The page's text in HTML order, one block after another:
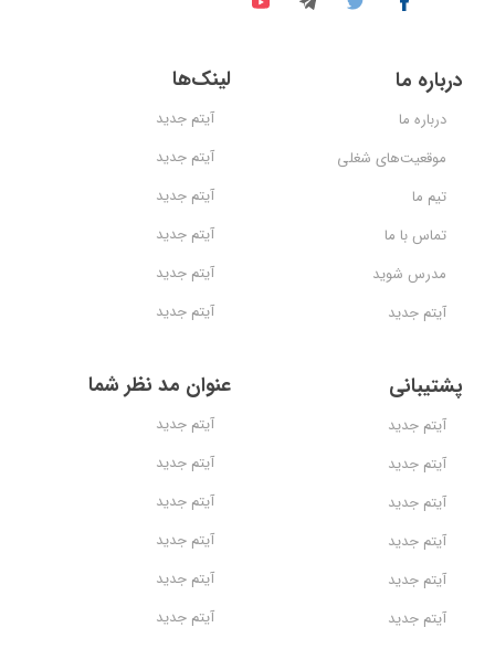
درباره ما
موقعیت‌های شغلی
تیم ما
تماس با ما
مدرس شوید
آیتم جدید
درباره ما لینک‌ها
آیتم جدید
آیتم جدید
آیتم جدید
آیتم جدید
آیتم جدید
آیتم جدید
عنوان مد نظر شما
آیتم جدید
آیتم جدید
آیتم جدید
آیتم جدید
آیتم جدید
آیتم جدید
پشتیبانی
آیتم جدید
آیتم جدید
آیتم جدید
آیتم جدید
آیتم جدید
آیتم جدید